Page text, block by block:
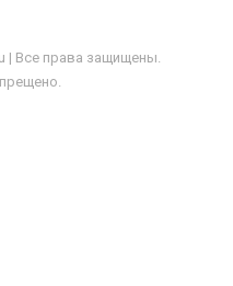
| Все права защищены.